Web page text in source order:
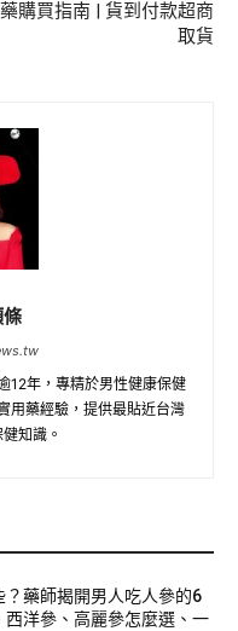
購買指南 | 貨到付款超商
取貨
12年，專精於男性健康保健
用藥經驗，提供最貼近台灣
知識。
？藥師揭開男人吃人參的6
西洋參、高麗參怎麼選、一